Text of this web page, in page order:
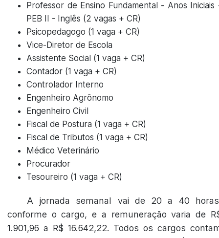
Professor de Ensino Fundamental - Anos Iniciais
PEB II - Inglês (2 vagas + CR)
Psicopedagogo (1 vaga + CR)
Vice-Diretor de Escola
Assistente Social (1 vaga + CR)
Contador (1 vaga + CR)
Controlador Interno
Engenheiro Agrônomo
Engenheiro Civil
Fiscal de Postura (1 vaga + CR)
Fiscal de Tributos (1 vaga + CR)
Médico Veterinário
Procurador
Tesoureiro (1 vaga + CR)
A jornada semanal vai de 20 a 40
conforme o cargo, e a remuneração varia de
1.901,96 a R$ 16.642,22. Todos os cargos